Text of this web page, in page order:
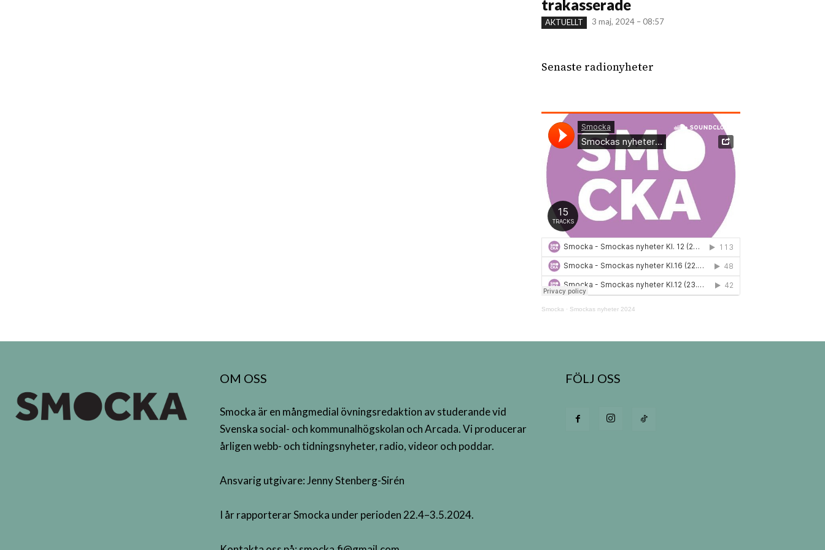
trakasserade
AKTUELLT 3 maj, 2024 – 08:57
Senaste radionyheter
Smocka · Smockas nyheter 2024
OM OSS
Smocka är en mångmedial övningsredaktion av studerande vid
Svenska social- och kommunalhögskolan och Arcada. Vi producerar
årligen webb- och tidningsnyheter, radio, videor och poddar.
Ansvarig utgivare: Jenny Stenberg-Sirén
I år rapporterar Smocka under perioden 22.4–3.5.2024.
FÖLJ OSS